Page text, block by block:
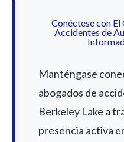
Conéctese con
Accidentes de
Manténgase
abogados de
Berkeley Lake a
presencia activa